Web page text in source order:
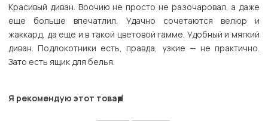
Красивый диван. Воочию не просто не разочаровал, а даже
еще больше впечатлил. Удачно сочетаются велюр и
жаккард, да еще и в такой цветовой гамме. Удобный и мягкий
диван. Подлокотники есть, правда, узкие — не практично.
Зато есть ящик для белья.
Я рекомендую этот товар